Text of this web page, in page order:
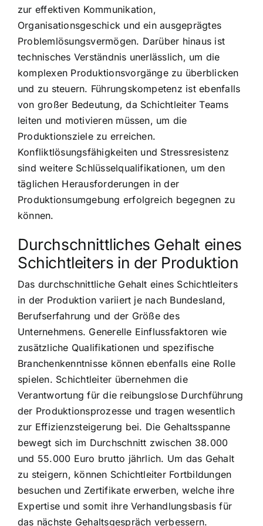
zur effektiven Kommunikation,
Organisationsgeschick und ein ausgeprägtes
Problemlösungsvermögen. Darüber hinaus ist
technisches Verständnis unerlässlich, um die
komplexen Produktionsvorgänge zu überblicken
und zu steuern. Führungskompetenz ist ebenfalls
von großer Bedeutung, da Schichtleiter Teams
leiten und motivieren müssen, um die
Produktionsziele zu erreichen.
Konfliktlösungsfähigkeiten und Stressresistenz
sind weitere Schlüsselqualifikationen, um den
täglichen Herausforderungen in der
Produktionsumgebung erfolgreich begegnen zu
können.
Durchschnittliches Gehalt eines
Schichtleiters in der Produktion
Das durchschnittliche Gehalt eines Schichtleiters
in der Produktion variiert je nach Bundesland,
Berufserfahrung und der Größe des
Unternehmens. Generelle Einflussfaktoren wie
zusätzliche Qualifikationen und spezifische
Branchenkenntnisse können ebenfalls eine Rolle
spielen. Schichtleiter übernehmen die
Verantwortung für die reibungslose Durchführung
der Produktionsprozesse und tragen wesentlich
zur Effizienzsteigerung bei. Die Gehaltsspanne
bewegt sich im Durchschnitt zwischen 38.000
und 55.000 Euro brutto jährlich. Um das Gehalt
zu steigern, können Schichtleiter Fortbildungen
besuchen und Zertifikate erwerben, welche ihre
Expertise und somit ihre Verhandlungsbasis für
das nächste Gehaltsgespräch verbessern.